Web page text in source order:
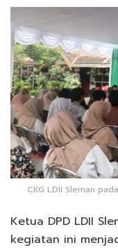
CKG LDII Sleman
Ketua DPD LDII
kegiatan ini